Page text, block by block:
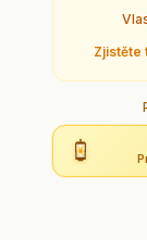
Zjistěte